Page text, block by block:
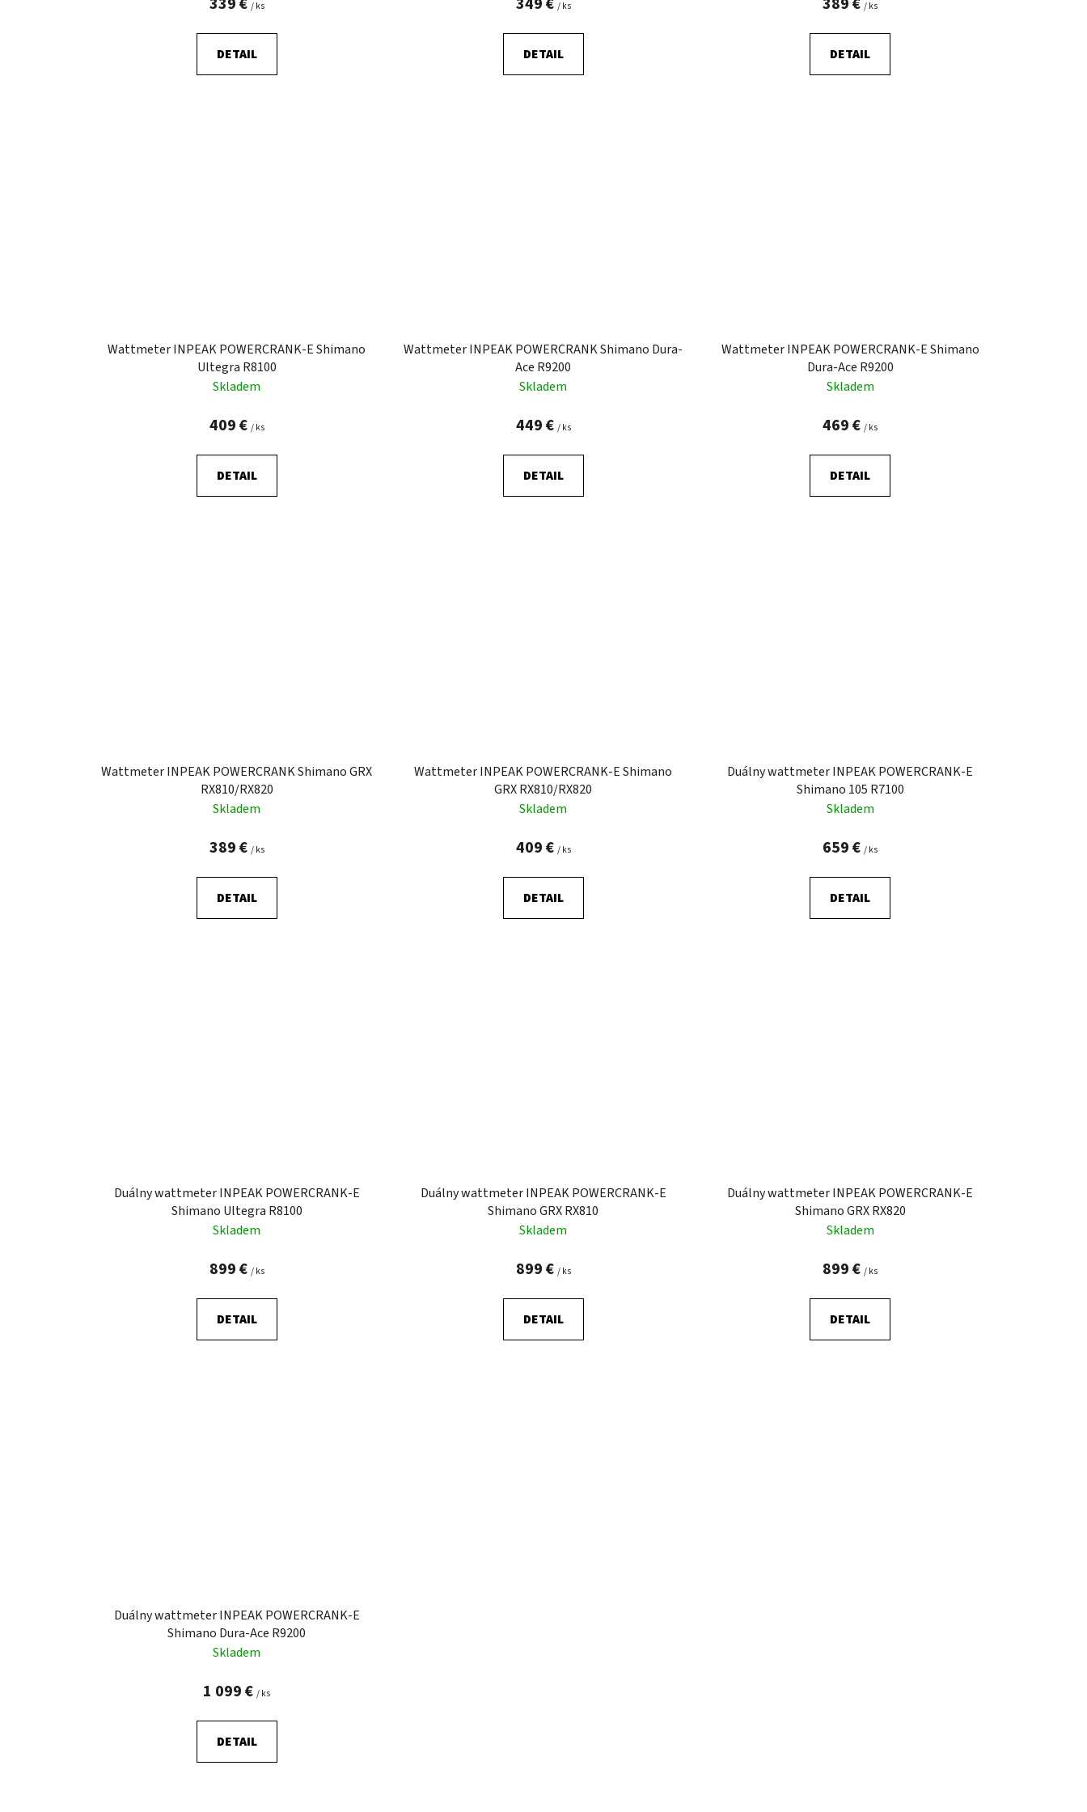
/ ks
DETAIL
/ ks
DETAIL
/ ks
DETAIL
Wattmeter INPEAK POWERCRANK-E Shimano
Ultegra R8100
Skladem
409 € / ks
DETAIL
Wattmeter INPEAK POWERCRANK Shimano Dura-
Ace R9200
Skladem
449 € / ks
DETAIL
Wattmeter INPEAK POWERCRANK-E Shimano
Dura-Ace R9200
Skladem
469 €/ ks
DETAIL
Wattmeter INPEAK POWERCRANK Shimano GRX
RX810/RX820
Skladem
389 € / ks
DETAIL
Wattmeter INPEAK POWERCRANK-E Shimano
GRX RX810/RX820
Skladem
409 € / ks
DETAIL
Duálny wattmeter INPEAK POWERCRANK-E
Shimano 105 R7100
Skladem
659 €/ ks
DETAIL
Duálny wattmeter INPEAK POWERCRANK-E
Shimano Ultegra R8100
Skladem
899 € / ks
DETAIL
Duálny wattmeter INPEAK POWERCRANK-E
Shimano GRX RX810
Skladem
899 € / ks
DETAIL
Duálny wattmeter INPEAK POWERCRANK-E
Shimano GRX RX820
Skladem
899 €/ ks
DETAIL
Duálny wattmeter INPEAK POWERCRANK-E
Shimano Dura-Ace R9200
Skladem
1 099 €/ ks
DETAIL